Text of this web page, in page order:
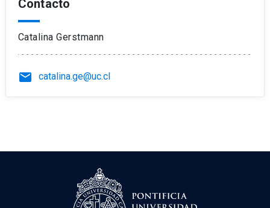
Contacto
Catalina Gerstmann
email catalina.ge@uc.cl